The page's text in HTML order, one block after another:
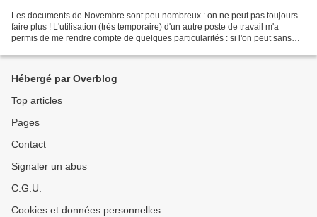
Les documents de Novembre sont peu nombreux : on ne peut pas toujours
faire plus ! L'utilisation (très temporaire) d'un autre poste de travail m'a
permis de me rendre compte de quelques particularités : si l'on peut sans
Hébergé par Overblog
Top articles
Pages
Contact
Signaler un abus
C.G.U.
Cookies et données personnelles